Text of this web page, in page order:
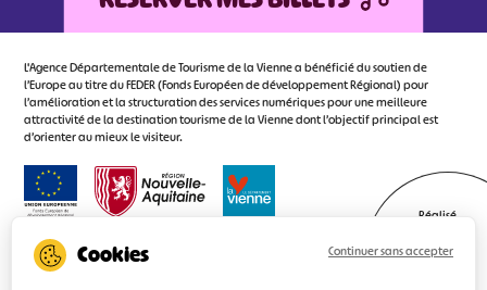
L'Agence Départementale de Tourisme de la Vienne a bénéficié du soutien de
l’Europe au titre du FEDER (Fonds Européen de développement Régional) pour
l’amélioration et la structuration des services numériques pour une meilleure
attractivité de la destination tourisme de la Vienne dont l’objectif principal est
d’orienter au mieux le visiteur.
Réalisé
Continuer sans accepter